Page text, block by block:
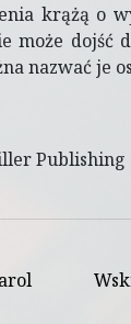
krążą o
dojść
nazwać je
Publishing